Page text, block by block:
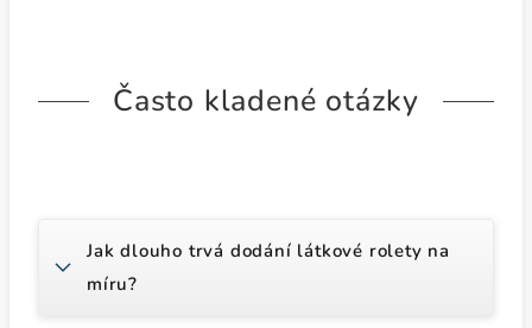
Často kladené otázky
Jak dlouho trvá dodání látkové rolety na
míru?